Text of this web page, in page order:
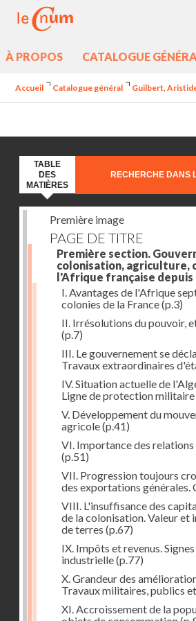
À PROPOS CATALOGUE
Accueil Catalogue général Guilbert,
TABLE
DES
MATIÈRES
RECHERCHE DANS
Première image
PAGE DE TITRE
Première section.
colonisation, agriculture,
l'Afrique française depuis
I. Avantages de l'Afrique
colonies de la France(p.3)
II. Irrésolutions du pouvoir,
(p.7)
III. Le gouvernement se
Travaux extraordinaires
IV. Situation actuelle de
Ligne de protection militaire
V. Développement du
agricole(p.41)
VI. Importance des
(p.51)
VII. Progression toujours
des exportations générales.
VIII. L'insuffisance des
de la colonisation. Valeur et
de terres (p.67)
IX. Impôts et revenus.
industrielle(p.77)
X. Grandeur des
Travaux militaires, publics
XI. Accroissement de la